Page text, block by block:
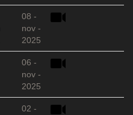
08 -
nov -
2025
06 -
nov -
2025
02 -